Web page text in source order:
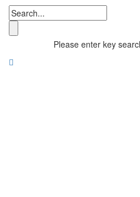
Please enter key